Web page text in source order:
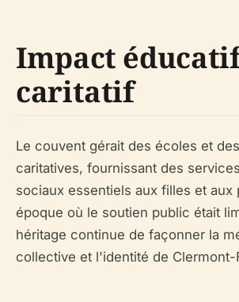
Impact
caritatif
Le couvent gérait des écoles et
caritatives, fournissant des
sociaux essentiels aux filles et aux
époque où le soutien public était
héritage continue de façonner la
collective et l'identité de Clermont-